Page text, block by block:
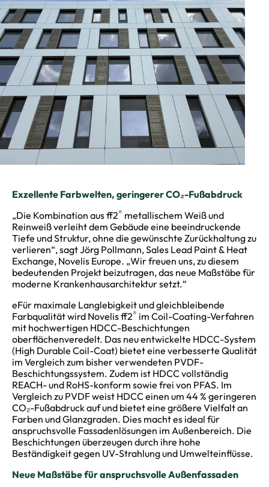
Exzellente Farbwelten, geringerer CO₂-Fußabdruck
„Die Kombination aus ff2® metallischem Weiß und
Reinweiß verleiht dem Gebäude eine beeindruckende
Tiefe und Struktur, ohne die gewünschte Zurückhaltung zu
verlieren“, sagt Jörg Pollmann, Sales Lead Paint & Heat
Exchange, Novelis Europe. „Wir freuen uns, zu diesem
bedeutenden Projekt beizutragen, das neue Maßstäbe für
moderne Krankenhausarchitektur setzt.“
eFür maximale Langlebigkeit und gleichbleibende
Farbqualität wird Novelis ff2® im Coil-Coating-Verfahren
mit hochwertigen HDCC-Beschichtungen
oberflächenveredelt. Das neu entwickelte HDCC-System
(High Durable Coil-Coat) bietet eine verbesserte Qualität
im Vergleich zum bisher verwendeten PVDF-
Beschichtungssystem. Zudem ist HDCC vollständig
REACH- und RoHS-konform sowie frei von PFAS. Im
Vergleich zu PVDF weist HDCC einen um 44 % geringeren
CO₂-Fußabdruck auf und bietet eine größere Vielfalt an
Farben und Glanzgraden. Dies macht es ideal für
anspruchsvolle Fassadenlösungen im Außenbereich. Die
Beschichtungen überzeugen durch ihre hohe
Beständigkeit gegen UV-Strahlung und Umwelteinflüsse.
Neue Maßstäbe für anspruchsvolle Außenfassaden